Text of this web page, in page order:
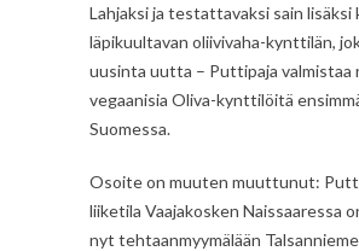
Lahjaksi ja testattavaksi sain lisäksi
läpikuultavan oliivivaha-kynttilän,
uusinta uutta – Puttipaja valmistaa
vegaanisia Oliva-kynttilöitä
Suomessa.
Osoite on muuten muuttunut:
liiketila Vaajakosken Naissaaressa
nyt tehtaanmyymälään